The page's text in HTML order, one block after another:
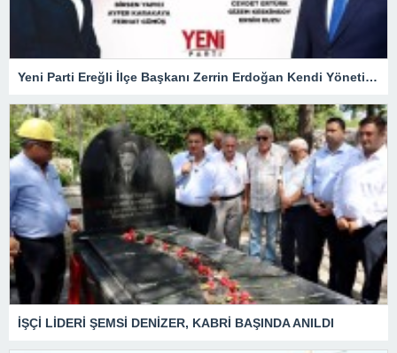
Yeni Parti Ereğli İlçe Başkanı Zerrin Erdoğan Kendi Yönetimini Seçti
İŞÇİ LİDERİ ŞEMSİ DENİZER, KABRİ BAŞINDA ANILDI